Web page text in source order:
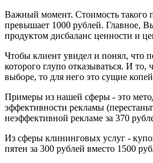
Важный момент. Стоимость такого
превышает 1000 рублей. Главное,
продуктом дисбаланс ценности и
Чтобы клиент увидел и понял, что
которого глупо отказываться. И
выборе, то для него это сущие
Примеры из нашей сферы - это
эффективности рекламы
неэффективной рекламе за 370
Из сферы клининговых услуг -
пятен за 300 рублей вместо 1500